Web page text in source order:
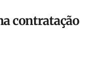
contratação